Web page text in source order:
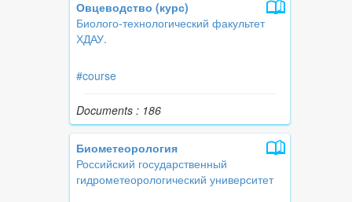
Овцеводство (курс)
Биолого-технологический факультет
ХДАУ.
#course
Documents : 186
Биометеорология
Российский государственный
гидрометеорологический университет